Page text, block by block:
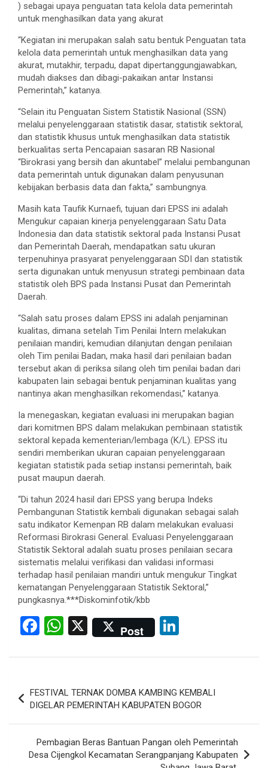
) sebagai upaya penguatan tata kelola data pemerintah
untuk menghasilkan data yang akurat
“Kegiatan ini merupakan salah satu bentuk Penguatan tata
kelola data pemerintah untuk menghasilkan data yang
akurat, mutakhir, terpadu, dapat dipertanggungjawabkan,
mudah diakses dan dibagi-pakaikan antar Instansi
Pemerintah,” katanya.
“Selain itu Penguatan Sistem Statistik Nasional (SSN)
melalui penyelenggaraan statistik dasar, statistik sektoral,
dan statistik khusus untuk menghasilkan data statistik
berkualitas serta Pencapaian sasaran RB Nasional
“Birokrasi yang bersih dan akuntabel” melalui pembangunan
data pemerintah untuk digunakan dalam penyusunan
kebijakan berbasis data dan fakta,” sambungnya.
Masih kata Taufik Kurnaefi, tujuan dari EPSS ini adalah
Mengukur capaian kinerja penyelenggaraan Satu Data
Indonesia dan data statistik sektoral pada Instansi Pusat
dan Pemerintah Daerah, mendapatkan satu ukuran
terpenuhinya prasyarat penyelenggaraan SDI dan statistik
serta digunakan untuk menyusun strategi pembinaan data
statistik oleh BPS pada Instansi Pusat dan Pemerintah
Daerah.
“Salah satu proses dalam EPSS ini adalah penjaminan
kualitas, dimana setelah Tim Penilai Intern melakukan
penilaian mandiri, kemudian dilanjutan dengan penilaian
oleh Tim penilai Badan, maka hasil dari penilaian badan
tersebut akan di periksa silang oleh tim penilai badan dari
kabupaten lain sebagai bentuk penjaminan kualitas yang
nantinya akan menghasilkan rekomendasi,” katanya.
Ia menegaskan, kegiatan evaluasi ini merupakan bagian
dari komitmen BPS dalam melakukan pembinaan statistik
sektoral kepada kementerian/lembaga (K/L). EPSS itu
sendiri memberikan ukuran capaian penyelenggaraan
kegiatan statistik pada setiap instansi pemerintah, baik
pusat maupun daerah.
“Di tahun 2024 hasil dari EPSS yang berupa Indeks
Pembangunan Statistik kembali digunakan sebagai salah
satu indikator Kemenpan RB dalam melakukan evaluasi
Reformasi Birokrasi General. Evaluasi Penyelenggaraan
Statistik Sektoral adalah suatu proses penilaian secara
sistematis melalui verifikasi dan validasi informasi
terhadap hasil penilaian mandiri untuk mengukur Tingkat
kematangan Penyelenggaraan Statistik Sektoral,”
pungkasnya.***Diskominfotik/kbb
F
ce
b
o
o
k
W
at
s
A
p
p
X Post
ke
dI
n
navigation
FESTIVAL TERNAK DOMBA KAMBING KEMBALI
DIGELAR PEMERINTAH KABUPATEN BOGOR
Pembagian Beras Bantuan Pangan oleh Pemerintah
Desa Cijengkol Kecamatan Serangpanjang Kabupaten